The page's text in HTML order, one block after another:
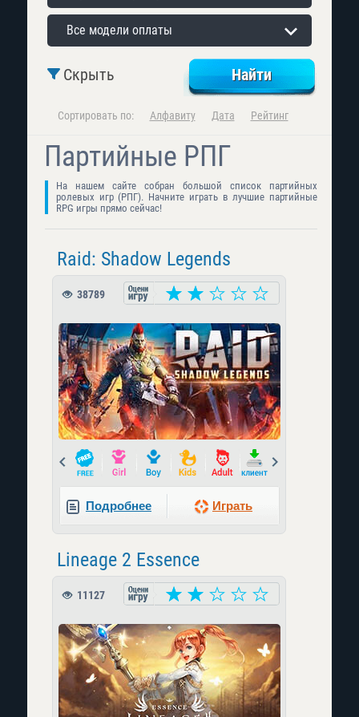
Все модели оплаты
Скрыть
Сортировать по: Алфавиту Дата Рейтинг
Партийные РПГ
На нашем сайте собран большой список партийных
ролевых игр (РПГ). Начните играть в лучшие партийные
RPG игры прямо сейчас!
Raid: Shadow Legends
38789
Prev
Подробнее Играть
Lineage 2 Essence
11127